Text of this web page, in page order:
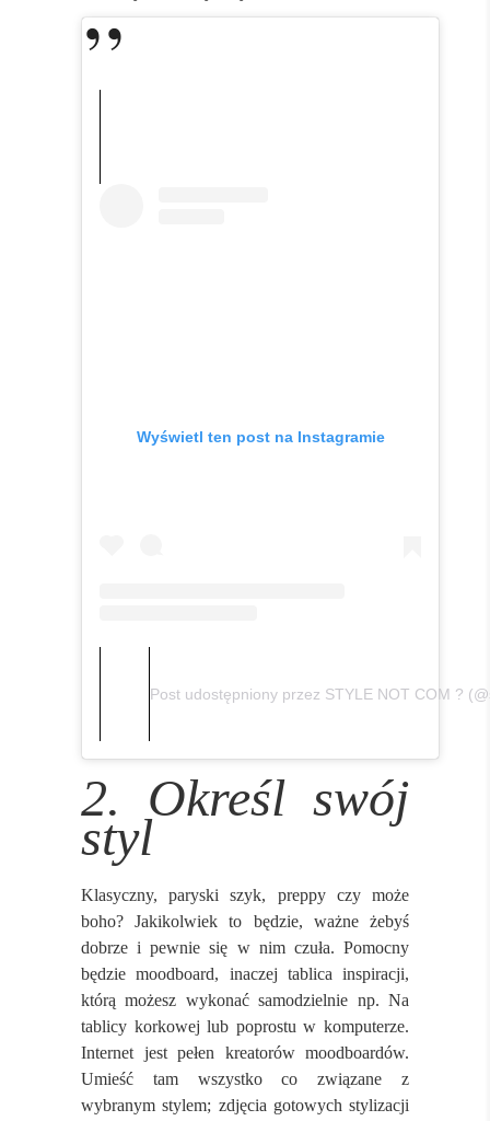
Wyświetl ten post na Instagramie
Post udostępniony przez STYLE NOT COM ?
2. Określ swój
styl
Klasyczny, paryski szyk, preppy czy może
boho? Jakikolwiek to będzie, ważne żebyś
dobrze i pewnie się w nim czuła. Pomocny
będzie moodboard, inaczej tablica inspiracji,
którą możesz wykonać samodzielnie np. Na
tablicy korkowej lub poprostu w komputerze.
Internet jest pełen kreatorów moodboardów.
Umieść tam wszystko co związane z
wybranym stylem; zdjęcia gotowych stylizacji